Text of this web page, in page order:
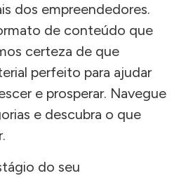
dos empreendedores.
de conteúdo que
certeza de que
perfeito para ajudar
e prosperar. Navegue
e descubra o que
do seu